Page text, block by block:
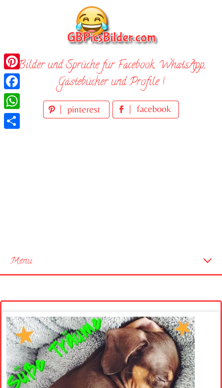
Bilder und Sprüche für Facebook, WhatsApp,
Gästebücher und Profile !
Menu
Pinterest
Facebook
WhatsApp